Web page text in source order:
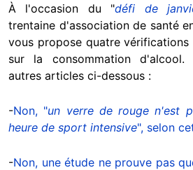
À l'occasion du "défi de
trentaine d'association de santé
vous propose quatre
sur la consommation
autres articles ci-dessous :
-Non, "un verre de rouge n'est
heure de sport intensive", selon
-Non, une étude ne prouve pas